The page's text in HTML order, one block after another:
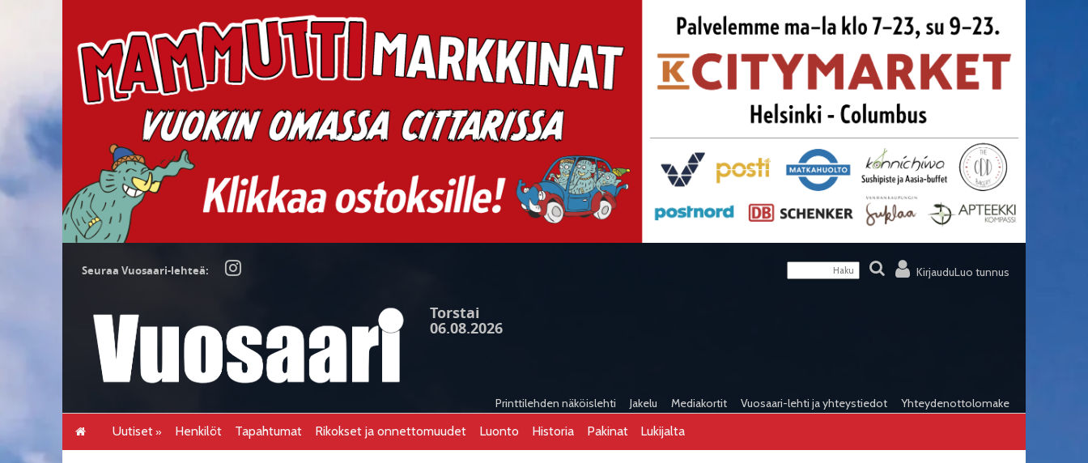
KirjauduLuo tunnus
Seuraa Vuosaari-lehteä:
Torstai
06.08.2026
Printtilehden näköislehti Jakelu Mediakortit Vuosaari-lehti ja yhteystiedot Yhteydenottolomake
Uutiset Henkilöt Tapahtumat Rikokset ja onnettomuudet Luonto Historia Pakinat Lukijalta